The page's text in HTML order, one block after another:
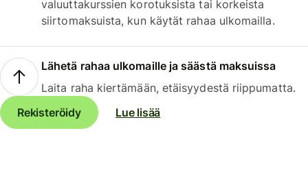
valuuttakurssien korotuksista tai korkeista
siirtomaksuista, kun käytät rahaa ulkomailla.
Lähetä rahaa ulkomaille ja säästä maksuissa
Laita raha kiertämään, etäisyydestä riippumatta.
Rekisteröidy
Lue lisää